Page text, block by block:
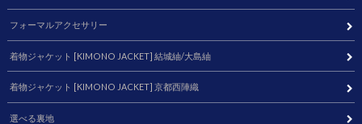
フォーマルアクセサリー
着物ジャケット [KIMONO JACKET] 結城紬/大島紬
着物ジャケット [KIMONO JACKET] 京都西陣織
選べる裏地